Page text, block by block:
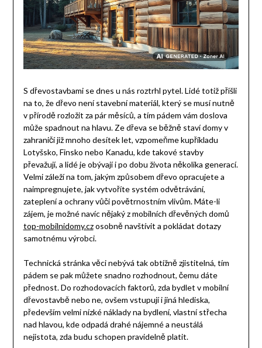
S dřevostavbami se dnes u nás roztrhl pytel. Lidé totiž přišli
na to, že dřevo není stavební materiál, který se musí nutně
v přírodě rozložit za pár měsíců, a tím pádem vám doslova
může spadnout na hlavu. Ze dřeva se běžně staví domy v
zahraničí již mnoho desítek let, vzpomeňme kupříkladu
Lotyšsko, Finsko nebo Kanadu, kde takové stavby
převažují, a lidé je obývají i po dobu života několika generací.
Velmi záleží na tom, jakým způsobem dřevo opracujete a
naimpregnujete, jak vytvoříte systém odvětrávání,
zateplení a ochrany vůči povětrnostním vlivům. Máte-li
zájem, je možné navíc nějaký z mobilních dřevěných domů
top-mobilnidomy.czosobně navštívit a pokládat dotazy
samotnému výrobci.
Technická stránka věci nebývá tak obtížně zjistitelná, tím
pádem se pak můžete snadno rozhodnout, čemu dáte
přednost. Do rozhodovacích faktorů, zda bydlet v mobilní
dřevostavbě nebo ne, ovšem vstupují i jiná hlediska,
především velmi nízké náklady na bydlení, vlastní střecha
nad hlavou, kde odpadá drahé nájemné a neustálá
nejistota, zda budu schopen pravidelně platit.